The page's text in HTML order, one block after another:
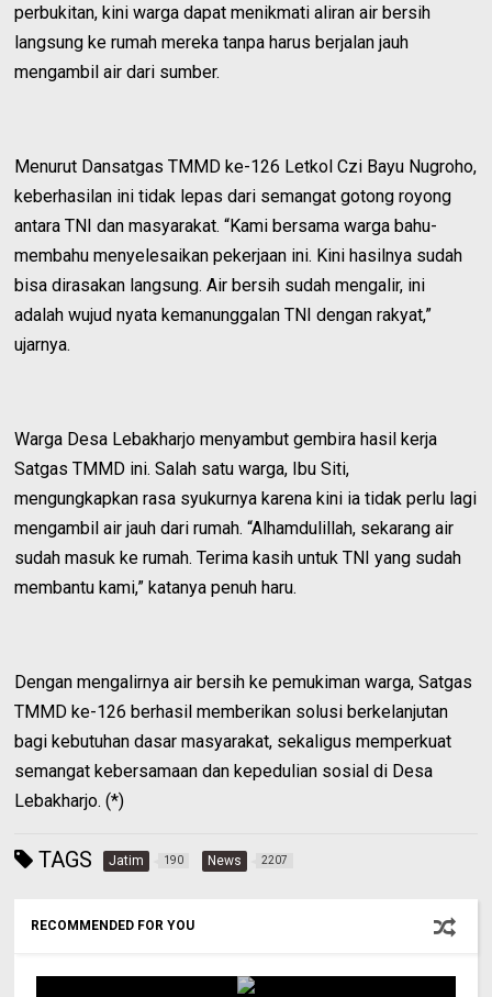
perbukitan, kini warga dapat menikmati aliran air bersih
langsung ke rumah mereka tanpa harus berjalan jauh
mengambil air dari sumber.
Menurut Dansatgas TMMD ke-126 Letkol Czi Bayu Nugroho,
keberhasilan ini tidak lepas dari semangat gotong royong
antara TNI dan masyarakat. “Kami bersama warga bahu-
membahu menyelesaikan pekerjaan ini. Kini hasilnya sudah
bisa dirasakan langsung. Air bersih sudah mengalir, ini
adalah wujud nyata kemanunggalan TNI dengan rakyat,”
ujarnya.
Warga Desa Lebakharjo menyambut gembira hasil kerja
Satgas TMMD ini. Salah satu warga, Ibu Siti,
mengungkapkan rasa syukurnya karena kini ia tidak perlu lagi
mengambil air jauh dari rumah. “Alhamdulillah, sekarang air
sudah masuk ke rumah. Terima kasih untuk TNI yang sudah
membantu kami,” katanya penuh haru.
Dengan mengalirnya air bersih ke pemukiman warga, Satgas
TMMD ke-126 berhasil memberikan solusi berkelanjutan
bagi kebutuhan dasar masyarakat, sekaligus memperkuat
semangat kebersamaan dan kepedulian sosial di Desa
Lebakharjo. (*)
TAGS Jatim 190 News 2207
RECOMMENDED FOR YOU